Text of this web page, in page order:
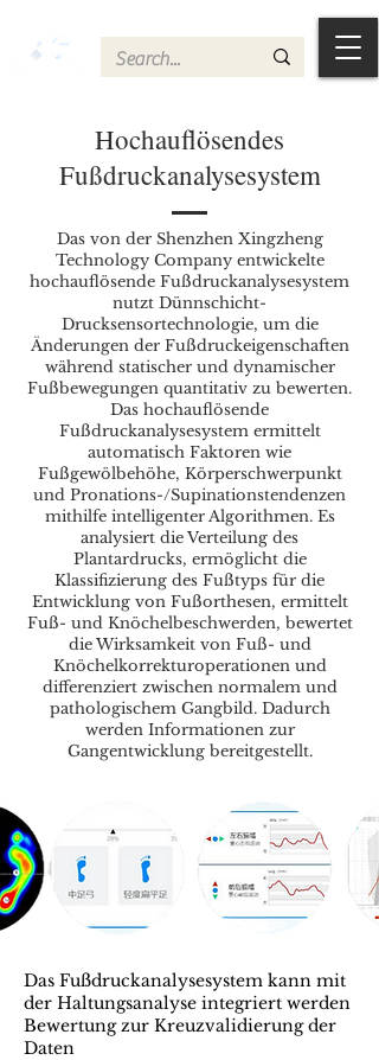
Hochauflösendes
Fußdruckanalysesystem
Das von der Shenzhen Xingzheng
Technology Company entwickelte
hochauflösende Fußdruckanalysesystem
nutzt Dünnschicht-
Drucksensortechnologie, um die
Änderungen der Fußdruckeigenschaften
während statischer und dynamischer
Fußbewegungen quantitativ zu bewerten.
Das hochauflösende
Fußdruckanalysesystem ermittelt
automatisch Faktoren wie
Fußgewölbehöhe, Körperschwerpunkt
und Pronations-/Supinationstendenzen
mithilfe intelligenter Algorithmen. Es
analysiert die Verteilung des
Plantardrucks, ermöglicht die
Klassifizierung des Fußtyps für die
Entwicklung von Fußorthesen, ermittelt
Fuß- und Knöchelbeschwerden, bewertet
die Wirksamkeit von Fuß- und
Knöchelkorrekturoperationen und
differenziert zwischen normalem und
pathologischem Gangbild. Dadurch
werden Informationen zur
Gangentwicklung bereitgestellt.
Das Fußdruckanalysesystem kann mit
der Haltungsanalyse integriert werden
Bewertung zur Kreuzvalidierung der
Daten